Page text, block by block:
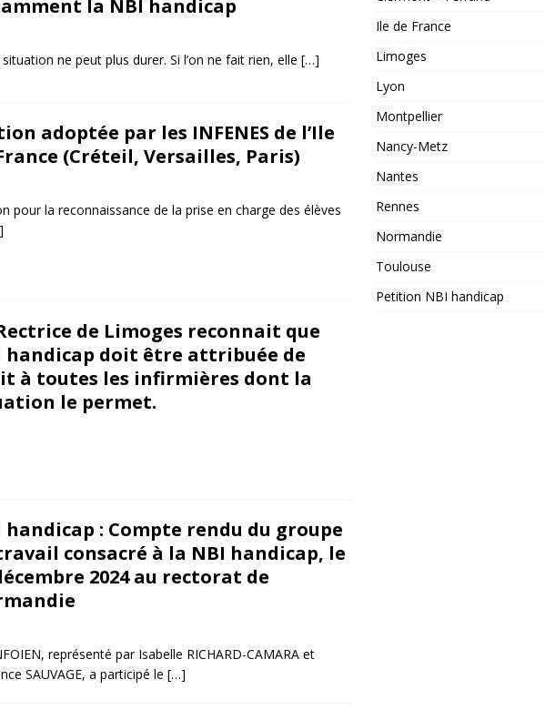
nationale de l’académie
la NBI handicap
ne peut plus durer. Si l’on ne fait rien, elle […]
adoptée par les INFENES de l’Ile
(Créteil, Versailles, Paris)
pour la reconnaissance de la prise en charge des élèves
de Limoges reconnait que
handicap doit être attribuée de
à toutes les infirmières dont la
le permet.
handicap : Compte rendu du groupe
consacré à la NBI handicap, le
2024 au rectorat de
représenté par Isabelle RICHARD-CAMARA et
SAUVAGE, a participé le […]
Ile de France
Limoges
Lyon
Montpellier
Nancy-Metz
Nantes
Rennes
Normandie
Toulouse
Petition NBI handicap